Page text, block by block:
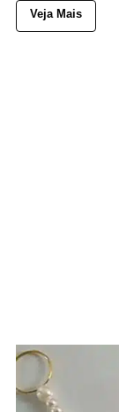
Veja Mais